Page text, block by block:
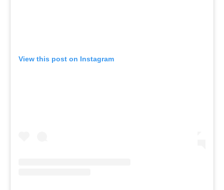
View this post on Instagram